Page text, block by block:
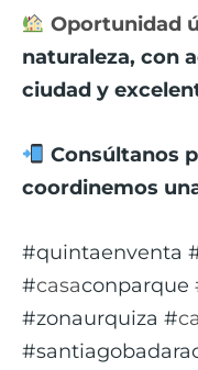
Oportunidad
naturaleza, con
ciudad y
Consúltanos
coordinemos
#quintaenventa
#casaconparque
#zonaurquiza #